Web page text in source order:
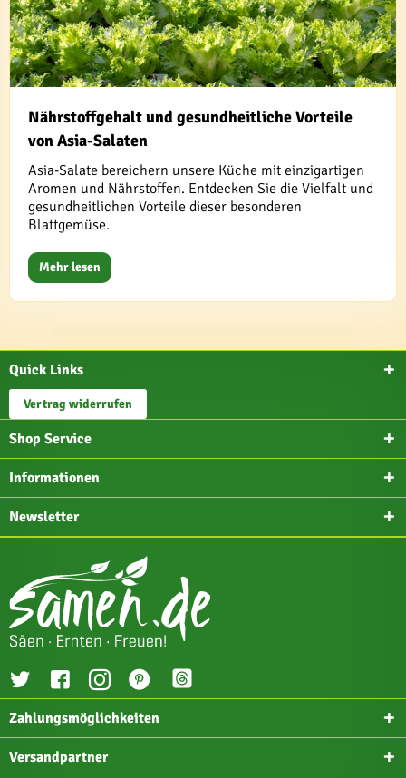
Nährstoffgehalt und gesundheitliche Vorteile
von Asia-Salaten
Asia-Salate bereichern unsere Küche mit einzigartigen
Aromen und Nährstoffen. Entdecken Sie die Vielfalt und
gesundheitlichen Vorteile dieser besonderen
Blattgemüse.
Mehr lesen
Quick Links
Vertrag widerrufen
Shop Service
Informationen
Newsletter
Zahlungsmöglichkeiten
Versandpartner